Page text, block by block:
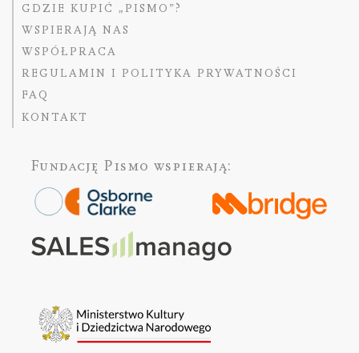
GDZIE KUPIĆ „PISMO”?
WSPIERAJĄ NAS
WSPÓŁPRACA
REGULAMIN I POLITYKA PRYWATNOŚCI
FAQ
KONTAKT
Fundację Pismo wspierają: